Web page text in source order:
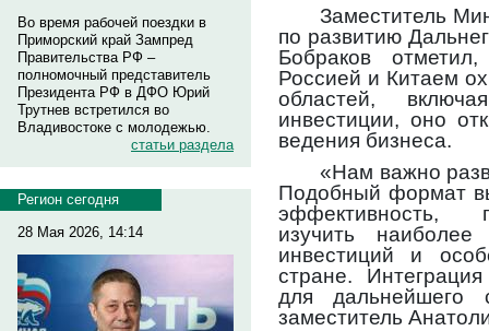
Во время рабочей поездки в
Приморский край Зампред
Правительства РФ –
полномочный представитель
Президента РФ в ДФО Юрий
Трутнев встретился во
Владивостоке с молодежью.
статьи раздела
Регион сегодня
28 Мая 2026, 14:14
Заместитель
по развитию
Бобраков
Россией и Китаем
областей,
инвестиции, оно
ведения бизнеса.
«Нам важно
Подобный формат
эффективность,
изучить
инвестиций и
стране.
для дальнейшего
заместитель